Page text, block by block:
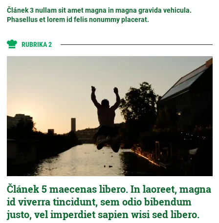
Článek 3 nullam sit amet magna in magna gravida vehicula.
Phasellus et lorem id felis nonummy placerat.
RUBRIKA 2
Článek 5 maecenas libero. In laoreet, magna
id viverra tincidunt, sem odio bibendum
justo, vel imperdiet sapien wisi sed libero.